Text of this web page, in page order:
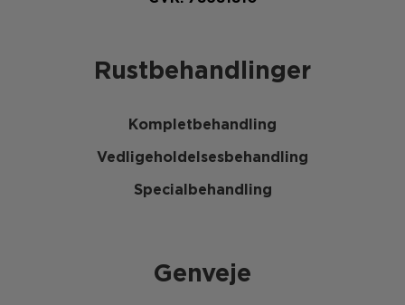
Rustbehandlinger
Kompletbehandling
Vedligeholdelsesbehandling
Specialbehandling
Genveje